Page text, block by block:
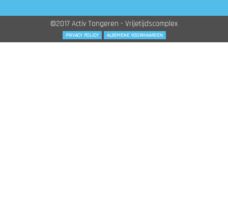
©2017 Activ Tongeren - Vrijetijdscomplex
PRIVACY POLICY ALGEMENE VOORWAARDEN